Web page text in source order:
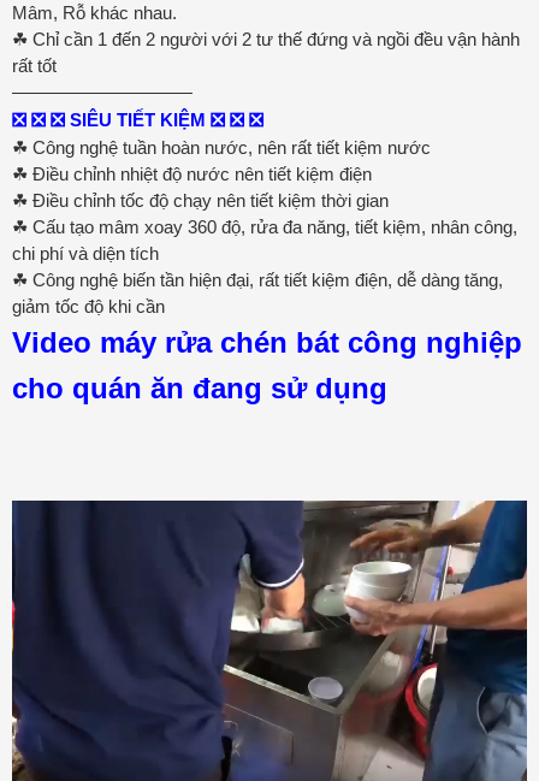
Mâm, Rỗ khác nhau.
☘ Chỉ cần 1 đến 2 người với 2 tư thế đứng và ngồi đều vận hành
rất tốt
——————————
❎ ❎ ❎ SIÊU TIẾT KIỆM ❎ ❎ ❎
☘ Công nghệ tuần hoàn nước, nên rất tiết kiệm nước
☘ Điều chỉnh nhiệt độ nước nên tiết kiệm điện
☘ Điều chỉnh tốc độ chạy nên tiết kiệm thời gian
☘ Cấu tạo mâm xoay 360 độ, rửa đa năng, tiết kiệm, nhân công,
chi phí và diện tích
☘ Công nghệ biến tần hiện đại, rất tiết kiệm điện, dễ dàng tăng,
giảm tốc độ khi cần
Video máy rửa chén bát công nghiệp
cho quán ăn đang sử dụng